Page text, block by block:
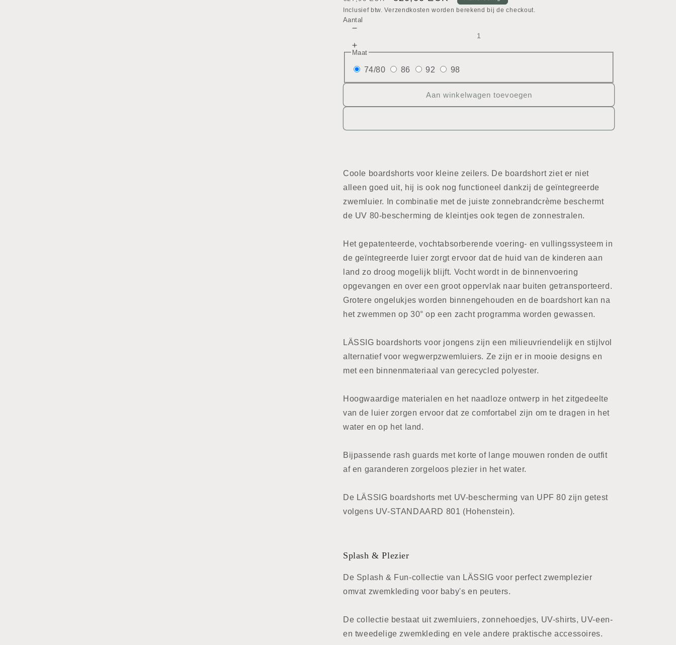
prijs
Inclusief btw. Verzendkosten worden berekend bij de checkout.
Aantal
verlagen
voor
Zwemshort
Aantal
voor
Zwemshort
Maat
74/80 86 92 98
Aan winkelwagen toevoegen
Coole boardshorts voor kleine zeilers. De boardshort ziet er niet
alleen goed uit, hij is ook nog functioneel dankzij de geïntegreerde
zwemluier. In combinatie met de juiste zonnebrandcrème beschermt
de UV 80-bescherming de kleintjes ook tegen de zonnestralen.
Het gepatenteerde, vochtabsorberende voering- en vullingssysteem in
de geïntegreerde luier zorgt ervoor dat de huid van de kinderen aan
land zo droog mogelijk blijft. Vocht wordt in de binnenvoering
opgevangen en over een groot oppervlak naar buiten getransporteerd.
Grotere ongelukjes worden binnengehouden en de boardshort kan na
het zwemmen op 30° op een zacht programma worden gewassen.
LÄSSIG boardshorts voor jongens zijn een milieuvriendelijk en stijlvol
alternatief voor wegwerpzwemluiers. Ze zijn er in mooie designs en
met een binnenmateriaal van gerecycled polyester.
Hoogwaardige materialen en het naadloze ontwerp in het zitgedeelte
van de luier zorgen ervoor dat ze comfortabel zijn om te dragen in het
water en op het land.
Bijpassende rash guards met korte of lange mouwen ronden de outfit
af en garanderen zorgeloos plezier in het water.
De LÄSSIG boardshorts met UV-bescherming van UPF 80 zijn getest
volgens UV-STANDAARD 801 (Hohenstein).
Splash & Plezier
De Splash & Fun-collectie van LÄSSIG voor perfect zwemplezier
omvat zwemkleding voor baby's en peuters.
De collectie bestaat uit zwemluiers, zonnehoedjes, UV-shirts, UV-een-
en tweedelige zwemkleding en vele andere praktische accessoires.